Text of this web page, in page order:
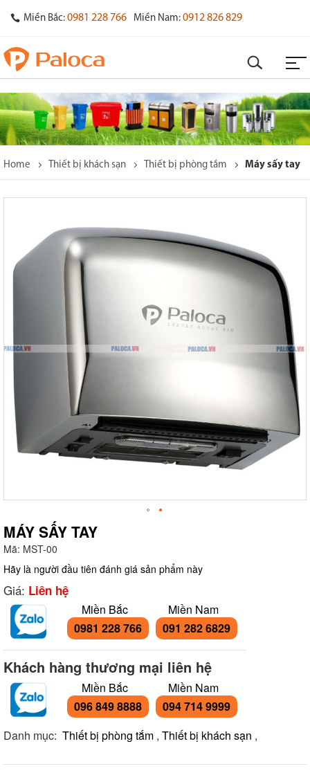
Miền Bắc: 0981 228 766 Miền Nam: 0912 826 829
Home Thiết bị khách sạn Thiết bị phòng tắm Máy sấy tay
MÁY SẤY TAY
Mã: MST-00
Hãy là người đầu tiên đánh giá sản phẩm này
Giá: Liên hệ
Miền Bắc
0981 228 766
Miền Nam
091 282 6829
Khách hàng thương mại liên hệ
Miền Bắc
096 849 8888
Miền Nam
094 714 9999
Danh mục: Thiết bị phòng tắm , Thiết bị khách sạn ,